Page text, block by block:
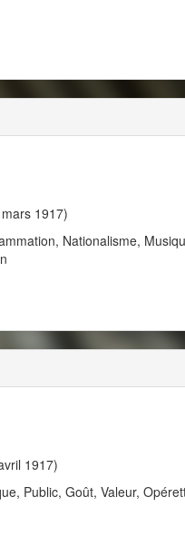
1917)
Nationalisme,
1917)
Public, Goût, Valeur,